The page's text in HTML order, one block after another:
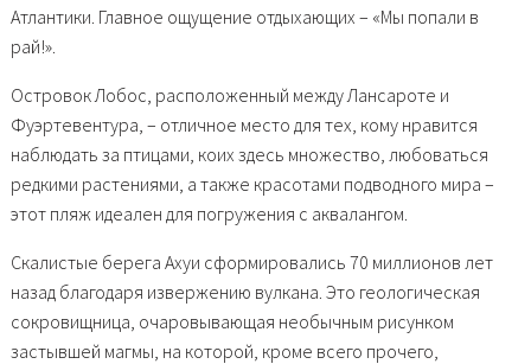
Атлантики. Главное ощущение отдыхающих – «Мы попали в
рай!».
Островок Лобос, расположенный между Лансароте и
Фуэртевентура, – отличное место для тех, кому нравится
наблюдать за птицами, коих здесь множество, любоваться
редкими растениями, а также красотами подводного мира –
этот пляж идеален для погружения с аквалангом
Скалистые берега Ахуи сформировались 70 миллионов лет
назад благодаря извержению вулкана. Это геологическая
сокровищница, очаровывающая необычным рисунком
застывшей магмы, на которой, кроме всего прочего,